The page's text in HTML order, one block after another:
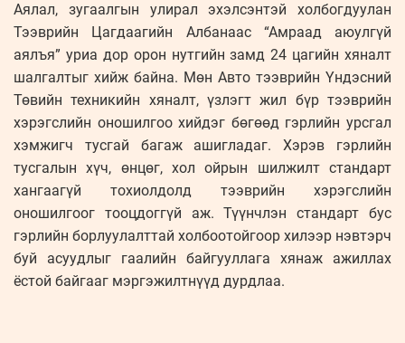
Аялал, зугаалгын улирал эхэлсэнтэй холбогдуулан
Тээврийн Цагдаагийн Албанаас “Амраад аюулгүй
аялъя” уриа дор орон нутгийн замд 24 цагийн хяналт
шалгалтыг хийж байна. Мөн Авто тээврийн Үндэсний
Төвийн техникийн хяналт, үзлэгт жил бүр тээврийн
хэрэгслийн оношилгоо хийдэг бөгөөд гэрлийн урсгал
хэмжигч тусгай багаж ашигладаг. Хэрэв гэрлийн
тусгалын хүч, өнцөг, хол ойрын шилжилт стандарт
хангаагүй тохиолдолд тээврийн хэрэгслийн
оношилгоог тооцдоггүй аж. Түүнчлэн стандарт бус
гэрлийн борлуулалттай холбоотойгоор хилээр нэвтэрч
буй асуудлыг гаалийн байгууллага хянаж ажиллах
ёстой байгааг мэргэжилтнүүд дурдлаа.